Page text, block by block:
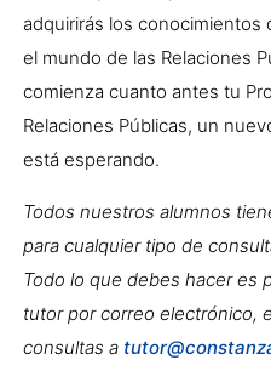
adquirirás los conocimientos
el mundo de las Relaciones
comienza cuanto antes tu
Relaciones Públicas, un
está esperando.
Todos nuestros alumnos
para cualquier tipo de
Todo lo que debes hacer es
tutor por correo electrónico,
consultas a